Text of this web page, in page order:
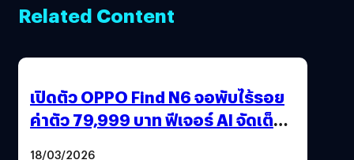
Related Content
เปิดตัว OPPO Find N6 จอพับไร้รอย
ค่าตัว 79,999 บาท ฟีเจอร์ AI จัดเต็ม
18/03/2026